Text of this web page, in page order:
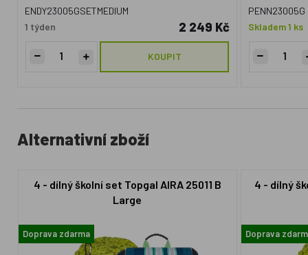
ENDY23005GSETMEDIUM
1 týden
2 249 Kč
KOUPIT
PENN23005G
Skladem 1 ks
Alternativní zboží
4 - dílný školní set Topgal AIRA 25011 B
Large
Doprava zdarma
4 - dílný
Doprava